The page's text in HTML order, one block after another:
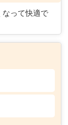
なって快適で